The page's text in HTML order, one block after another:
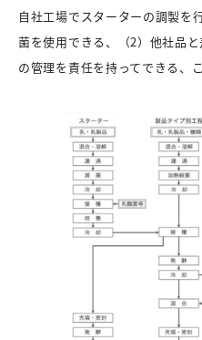
自社工場でスターターの調製を
菌を使用できる、（2）他社品
の管理を責任を持ってできる、